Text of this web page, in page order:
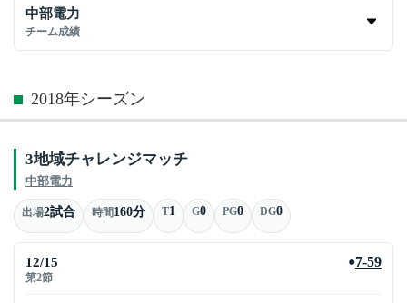
中部電力
チーム成績
2018年シーズン
3地域チャレンジマッチ
中部電力
出場2試合 時間160分 T1 G0 PG0 DG0
12/15
第2節
●7-59